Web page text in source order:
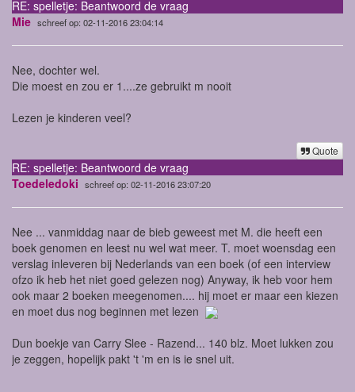
RE: spelletje: Beantwoord de vraag
Mie schreef op: 02-11-2016 23:04:14
Nee, dochter wel.
Die moest en zou er 1....ze gebruikt m nooit
Lezen je kinderen veel?
Quote
RE: spelletje: Beantwoord de vraag
Toedeledoki schreef op: 02-11-2016 23:07:20
Nee ... vanmiddag naar de bieb geweest met M. die heeft een
boek genomen en leest nu wel wat meer. T. moet woensdag een
verslag inleveren bij Nederlands van een boek (of een interview
ofzo ik heb het niet goed gelezen nog) Anyway, ik heb voor hem
ook maar 2 boeken meegenomen.... hij moet er maar een kiezen
en moet dus nog beginnen met lezen
Dun boekje van Carry Slee - Razend... 140 blz. Moet lukken zou
je zeggen, hopelijk pakt 't 'm en is ie snel uit.